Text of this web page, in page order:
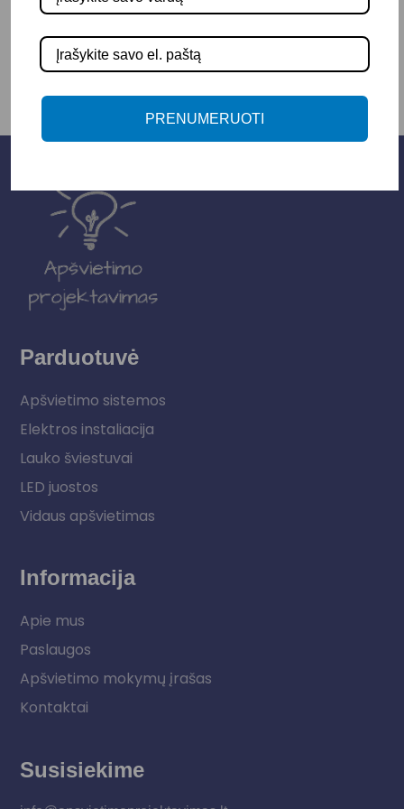
+ Į KREPŠELĮ
Parduotuvė
Apšvietimo sistemos
Elektros instaliacija
Lauko šviestuvai
LED juostos
Vidaus apšvietimas
Informacija
Apie mus
Paslaugos
Apšvietimo mokymų įrašas
Kontaktai
Susisiekime
PRENUMERUOTI